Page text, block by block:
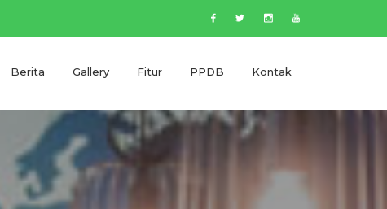
Berita Gallery Fitur PPDB Kontak